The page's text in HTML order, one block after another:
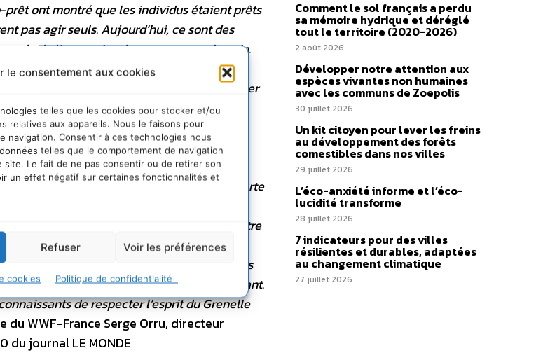
le consentement aux cookies
telles que les cookies pour stocker et/ou
relatives aux appareils. Nous le faisons pour
navigation. Consentir à ces technologies nous
telles que le comportement de navigation
site. Le fait de ne pas consentir ou de retirer son
un effet négatif sur certaines fonctionnalités et
Refuser Voir les préférences
cookies Politique de confidentialité
prêt ont montré que les individus étaient prêts
pas agir seuls. Aujourd’hui, ce sont des
de l’entreprise dont nous avons besoin.
première fois, des acteurs qui jusque-là
négocier dans un même but, celui de laisser
d’intelligence collective et de partage. Et
mais au contraire la coopération,
soutenable dans le temps. En même
se fera dans la résistance. Imaginer
mais difficile. Sans volonté politique forte
les tenants d’un productivisme
triompher nos idées de protection de notre
syndrome du gardien de phare – avoir
fatalité. Ce Grenelle et les autres étapes
enfin solidaire des vivants et du vivant.
de respecter l’esprit du Grenelle
du WWF-France Serge Orru, directeur
du journal LE MONDE
Comment le sol français a perdu
sa mémoire hydrique et déréglé
tout le territoire (2020-2026)
2 août 2026
Développer notre attention aux
espèces vivantes non humaines
avec les communs de Zoepolis
30 juillet 2026
Un kit citoyen pour lever les freins
au développement des forêts
comestibles dans nos villes
29 juillet 2026
L’éco-anxiété informe et l’éco-
lucidité transforme
28 juillet 2026
7 indicateurs pour des villes
résilientes et durables, adaptées
au changement climatique
27 juillet 2026